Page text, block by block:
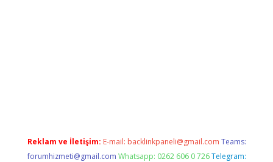
Reklam ve İletişim: E-mail: backlinkpaneli@gmail.com Teams:
forumhizmeti@gmail.com Whatsapp: 0262 606 0 726 Telegram: